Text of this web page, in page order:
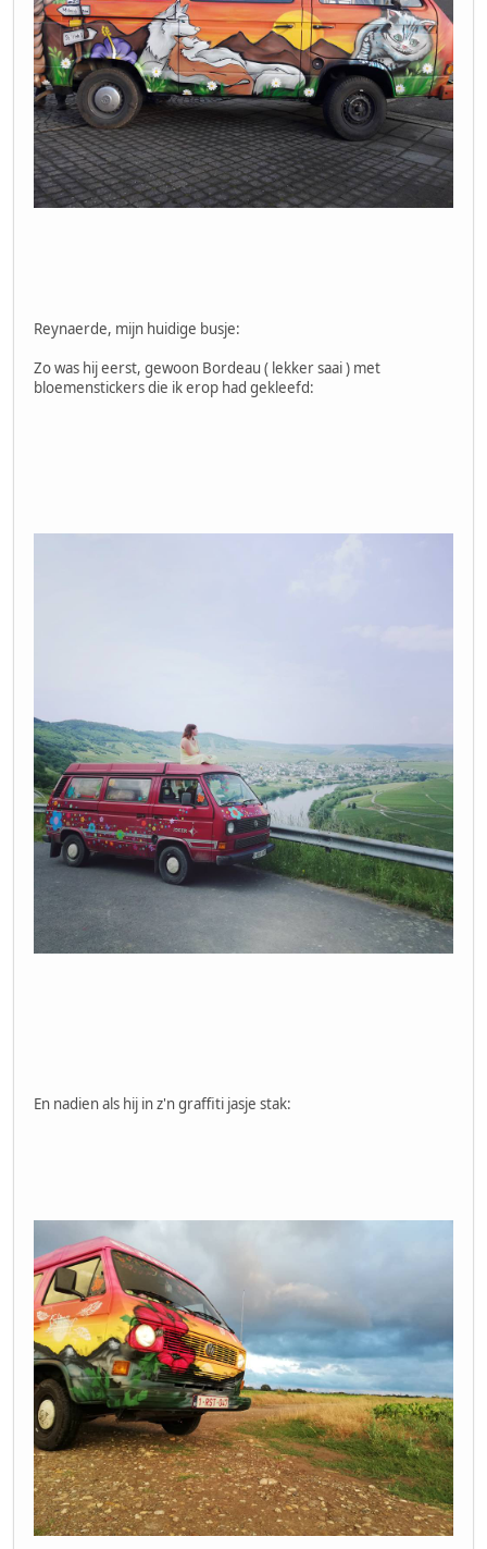
Reynaerde, mijn huidige busje:
Zo was hij eerst, gewoon Bordeau ( lekker saai ) met
bloemenstickers die ik erop had gekleefd:
En nadien als hij in z'n graffiti jasje stak: